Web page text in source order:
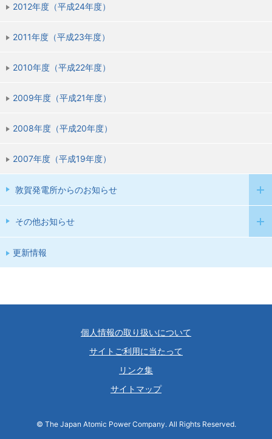
2012年度（平成24年度）
2011年度（平成23年度）
2010年度（平成22年度）
2009年度（平成21年度）
2008年度（平成20年度）
2007年度（平成19年度）
敦賀発電所からのお知らせ
その他お知らせ
更新情報
個人情報の取り扱いについて
サイトご利用に当たって
リンク集
サイトマップ
© The Japan Atomic Power Company. All Rights Reserved.